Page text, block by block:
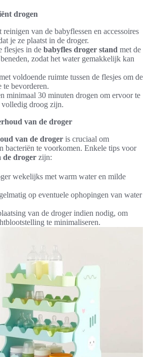
drogen
reinigen van de babyflessen en accessoires
je ze plaatst in de droger.
flesjes in de babyfles droger stand met de
zodat het water gemakkelijk kan
voldoende ruimte tussen de flesjes om de
te bevorderen.
minimaal 30 minuten drogen om ervoor te
volledig droog zijn.
van de droger
van de droger is cruciaal om
bacteriën te voorkomen. Enkele tips voor
de droger zijn:
wekelijks met warm water en milde
op eventuele ophopingen van water
van de droger indien nodig, om
te minimaliseren.